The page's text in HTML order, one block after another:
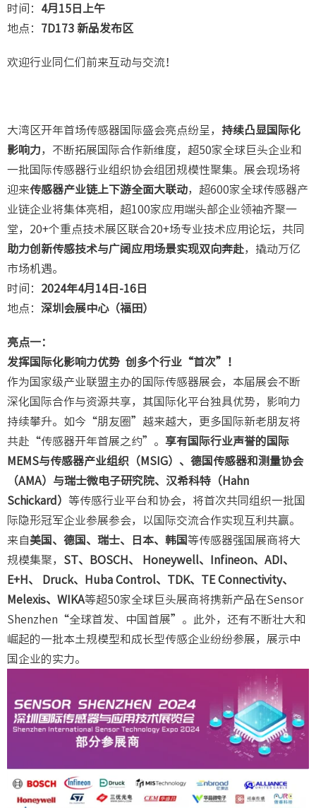
时间： 4月15日上午
地点： 7D173 新品发布区
欢迎行业同仁们前来互动与交流！
大湾区开年首场传感器国际盛会亮点纷呈， 持续凸显国际化
影响力，不断拓展国际合作新维度，超50家全球巨头企业和
一批国际传感器行业组织协会组团规模性聚集。展会现场将
迎来传感器产业链上下游全面大联动，超600家全球传感器产
业链企业将集体亮相，超100家应用端头部企业领袖齐聚一
堂，20+个重点技术展区联合20+场专业技术应用论坛，共同
助力创新传感技术与广阔应用场景实现双向奔赴，撬动万亿
市场机遇。
时间： 2024年4月14日-16日
地点： 深圳会展中心（福田）
亮点一：
发挥国际化影响力优势 创多个行业“首次”！
作为国家级产业联盟主办的国际传感器展会，本届展会不断
深化国际合作与资源共享，其国际化平台独具优势，影响力
持续攀升。如今“朋友圈”越来越大，更多国际新老朋友将
共赴“传感器开年首展之约”。 享有国际行业声誉的国际
MEMS与传感器产业组织（MSIG）、德国传感器和测量协会
（AMA）与瑞士微电子研究院、汉希科特（Hahn
Schickard） 等传感行业平台和协会，将首次共同组织一批国
际隐形冠军企业参展参会，以国际交流合作实现互利共赢。
来自美国、德国、瑞士、日本、韩国等传感器强国展商将大
规模集聚， ST、BOSCH、 Honeywell、Infineon、ADI、
E+H、 Druck、Huba Control、TDK、TE Connectivity、
Melexis、WIKA等超50家全球巨头展商将携新产品在Sensor
Shenzhen“全球首发、中国首展”。此外，还有不断壮大和
崛起的一批本土规模型和成长型传感企业纷纷参展，展示中
国企业的实力。